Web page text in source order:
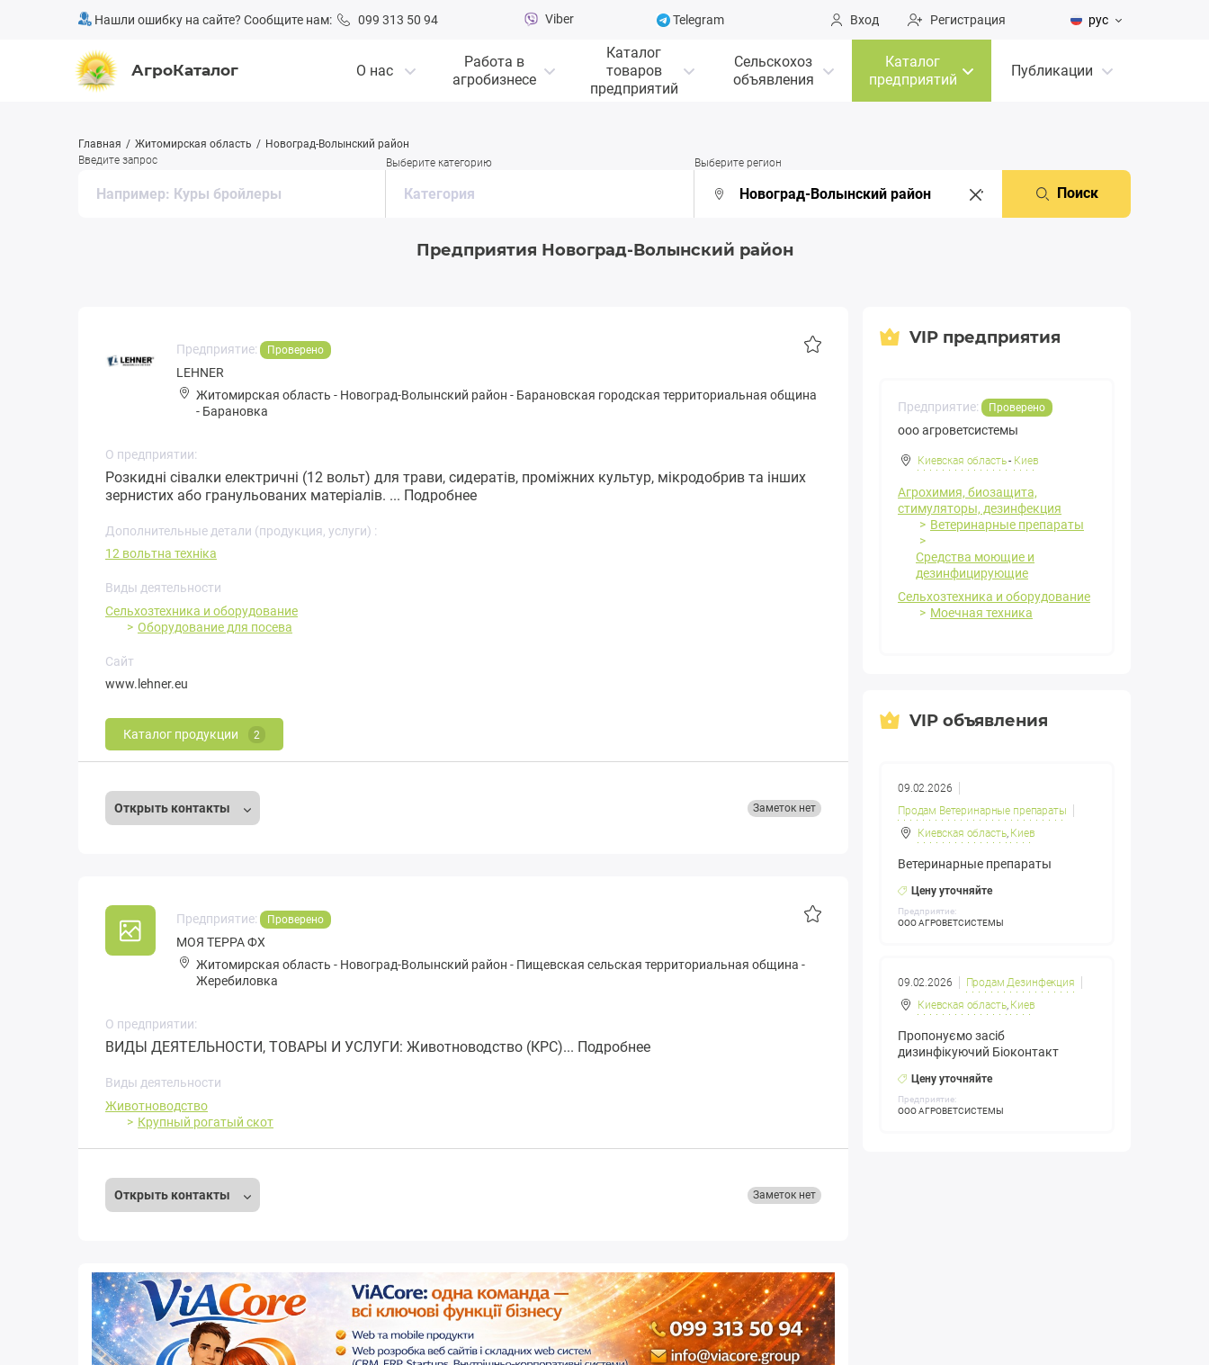
Нашли ошибку на сайте? Сообщите нам: 099 313 50 94 Viber Telegram Вход Регистрация рус
АгроКаталог О нас
Работа в
агробизнесе
Каталог
товаров
предприятий
Сельскохоз
объявления
Каталог
предприятий
Публикации
Главная Житомирская область
Новоград-Волынский район
Введите запрос
Выберите категорию Выберите регион
Поиск
Предприятия Новоград-Волынский район
Предприятие: Проверено
LEHNER
Житомирская область - Новоград-Волынский район - Бapaновская городская территориальная община
- Барановка
О предприятии:
Розкидні сівалки електричні (12 вольт) для трави, сидератів, проміжних культур, мікродобрив та інших
зернистих або гранульованих матеріалів. ... Подробнее
Дополнительные детали (продукция, услуги) :
12 вольтна техніка
Виды деятельности
Сельхозтехника и оборудование
Оборудование для посева
Сайт
www.lehner.eu
Каталог продукции 2
Открыть контакты Заметок нет
Предприятие: Проверено
МОЯ ТЕРРА ФХ
Житомирская область - Новоград-Волынский район - Пищевская сельская территориальная община -
Жеребиловка
О предприятии:
ВИДЫ ДЕЯТЕЛЬНОСТИ, ТОВАРЫ И УСЛУГИ: Животноводство (КРС)... Подробнее
Виды деятельности
Животноводство
Крупный рогатый скот
Открыть контакты Заметок нет
VIP предприятия
Предприятие: Проверено
ооо агроветсистемы
Киевская область- Киев
Агрохимия, биозащита,
стимуляторы, дезинфекция
Ветеринарные препараты
Средства моющие и
дезинфицирующие
Сельхозтехника и оборудование
Моечная техника
VIP объявления
09.02.2026
Продам Ветеринарные препараты
Киевская область, Киев
Ветеринарные препараты
Цену уточняйте
Предприятие:
ООО АГРОВЕТСИСТЕМЫ
09.02.2026
Продам Дезинфекция
Киевская область, Киев
Пропонуємо засіб
дизинфікуючий Біоконтакт
Цену уточняйте
Предприятие:
ООО АГРОВЕТСИСТЕМЫ